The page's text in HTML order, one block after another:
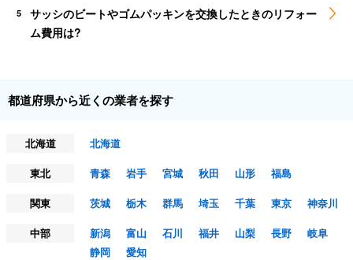
5
サッシのビートやゴムパッキンを交換したときのリフォー
ム費用は?
都道府県から近くの業者を探す
北海道
北海道
東北
青森 岩手 宮城 秋田 山形
福島
関東
茨城 栃木 群馬 埼玉 千葉 東京
神奈川
中部
新潟 富山 石川 福井 山梨 長野
岐阜
静岡
愛知